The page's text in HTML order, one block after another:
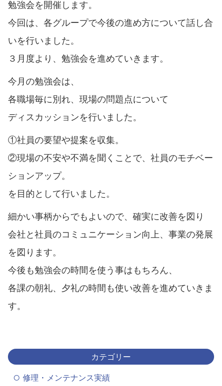
勉強会を開催します。
今回は、各グループで今後の進め方について話し合
いを行いました。
３月度より、勉強会を進めていきます。
今月の勉強会は、
各職場毎に別れ、現場の問題点について
ディスカッションを行いました。
①社員の要望や提案を収集。
②現場の不安や不満を聞くことで、社員のモチベー
ションアップ。
を目的として行いました。
細かい事柄からでもよいので、確実に改善を図り
会社と社員のコミュニケーション向上、事業の発展
を図ります。
今後も勉強会の時間を使う事はもちろん、
各課の朝礼、夕礼の時間も使い改善を進めていきま
す。
カテゴリー
修理・メンテナンス実績